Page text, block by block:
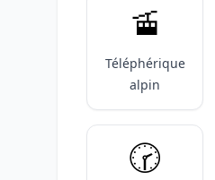
🚡
Téléphérique
alpin
🕝️